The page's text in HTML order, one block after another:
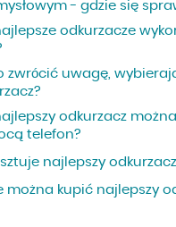
- gdzie się
odkurzacze
zwrócić uwagę,
odkurzacz
telefon?
najlepszy
można kupić najlepszy